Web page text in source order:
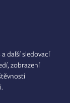
další sledovací
zobrazení